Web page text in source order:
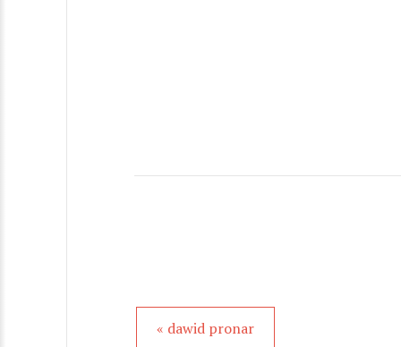
« dawid pronar